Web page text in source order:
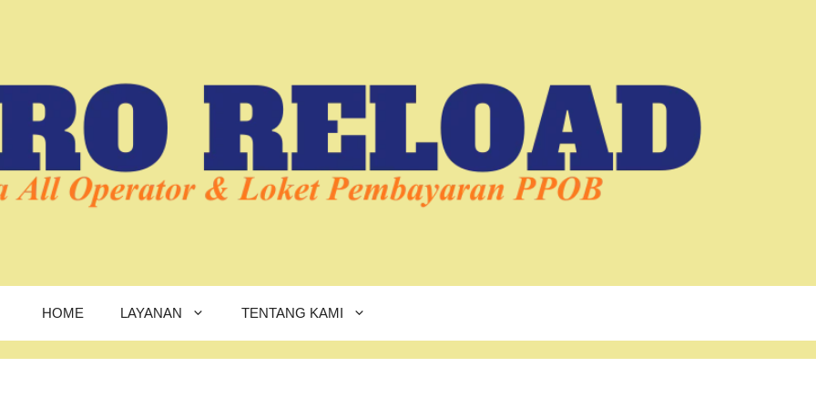
HOME LAYANAN TENTANG KAMI